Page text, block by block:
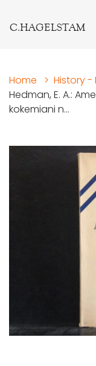
C.HAGELSTAM
Home > History -
Hedman, E. A.:
kokemiani n...